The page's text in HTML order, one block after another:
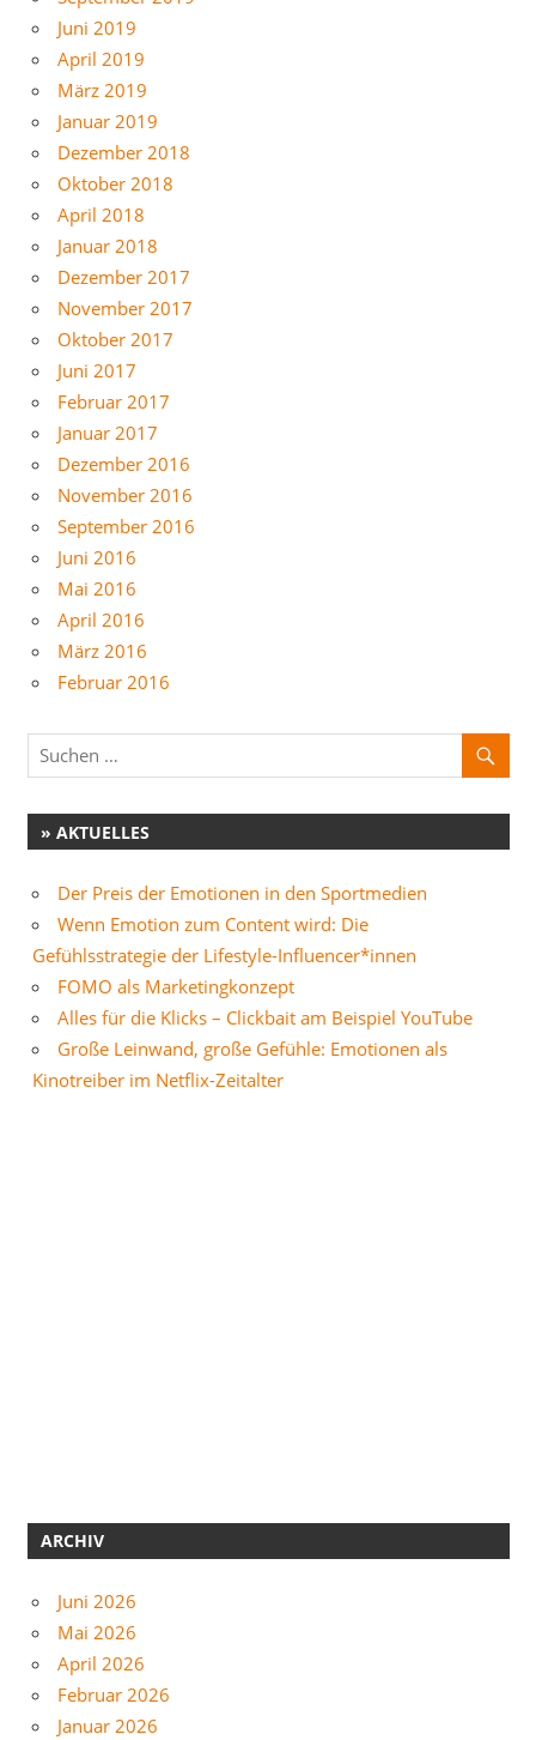
Juni 2019
April 2019
März 2019
Januar 2019
Dezember 2018
Oktober 2018
April 2018
Januar 2018
Dezember 2017
November 2017
Oktober 2017
Juni 2017
Februar 2017
Januar 2017
Dezember 2016
November 2016
September 2016
Juni 2016
Mai 2016
April 2016
März 2016
Februar 2016
» AKTUELLES
Der Preis der Emotionen in den Sportmedien
Wenn Emotion zum Content wird: Die
Gefühlsstrategie der Lifestyle-Influencer*innen
FOMO als Marketingkonzept
Alles für die Klicks – Clickbait am Beispiel YouTube
Große Leinwand, große Gefühle: Emotionen als
Kinotreiber im Netflix-Zeitalter
ARCHIV
Juni 2026
Mai 2026
April 2026
Februar 2026
Januar 2026